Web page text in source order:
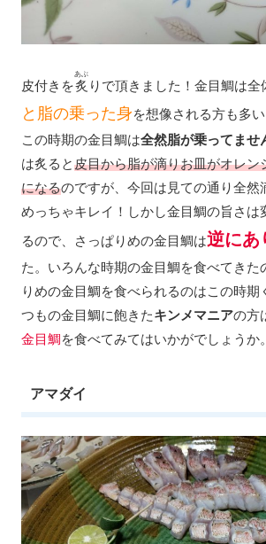
皮付きを炙
あぶ
りで頂きました！金目鯛は全
と脂の乗った身を想像される方も多
この時期の金目鯛は全然脂が乗ってませ
は炙ると皮目から脂が滴りお皿がオレン
になるのですが、今回は見ての通り全然
めっちゃキレイ！しかし金目鯛の旨さは
るので、さっぱりめの金目鯛は逆にあ
た。いろんな時期の金目鯛を食べてきた
りめの金目鯛を食べられるのはこの時期
つもの金目鯛に飽きたキンメマニアの方
金目鯛を食べてみてはいかがでしょうか。
アマダイ